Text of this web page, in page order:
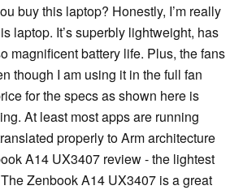
buy this laptop? Honestly, I’m really
laptop. It’s superbly lightweight, has
magnificent battery life. Plus, the fans
though I am using it in the full fan
for the specs as shown here is
At least most apps are running
properly to Arm architecture
A14 UX3407 review - the lightest
Zenbook A14 UX3407 is a great